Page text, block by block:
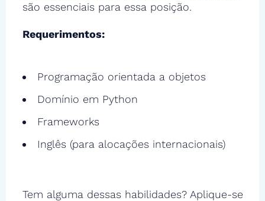
são essenciais para essa posição.
Requerimentos:
Programação orientada a objetos
Domínio em Python
Frameworks
Inglês (para alocações internacionais)
Tem alguma dessas habilidades? Aplique-se